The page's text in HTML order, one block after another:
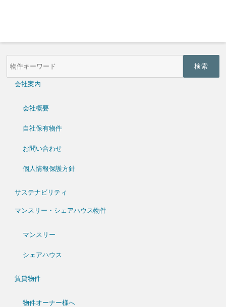
物
件
会社案内
会社概要
自社保有物件
お問い合わせ
個人情報保護方針
サステナビリティ
マンスリー・シェアハウス物件
マンスリー
シェアハウス
賃貸物件
物件オーナー様へ